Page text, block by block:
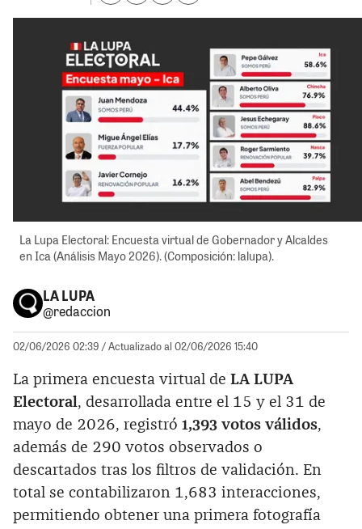
La Lupa Electoral: Encuesta virtual de Gobernador y Alcaldes
en Ica (Análisis Mayo 2026). (Composición: lalupa).
LA LUPA
@redaccion
02/06/2026 02:39 / Actualizado al 02/06/2026 15:40
La primera encuesta virtual de LA LUPA
Electoral , desarrollada entre el 15 y el 31 de
mayo de 2026, registró 1,393 votos válidos,
además de 290 votos observados o
descartados tras los filtros de validación. En
total se contabilizaron 1,683 interacciones,
permitiendo obtener una primera fotografía